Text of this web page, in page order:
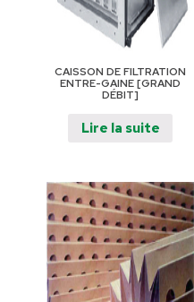
CAISSON DE FILTRATION
ENTRE-GAINE [GRAND
DÉBIT]
Lire la suite